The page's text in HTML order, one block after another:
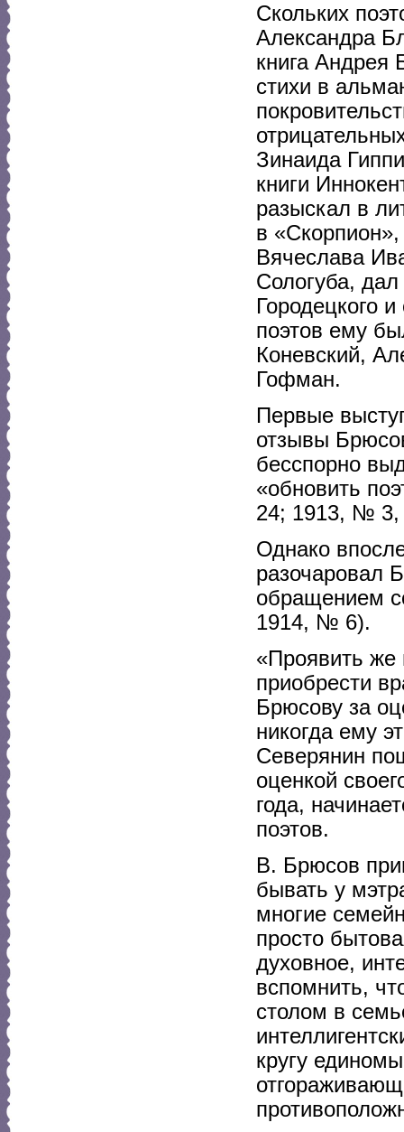
Скольких
Александра
книга Андрея
стихи в
Зинаида
книги
разыскал в
в
Вячеслава
Сологуба,
Городецкого
поэтов ему
Коневский,
Гофман.
Первые
отзывы
бесспорно
«обновить
24; 1913, № 3,
Однако
разочаровал
обращением
1914, № 6).
«Проявить же
приобрести
Брюсову за
никогда ему
Северянин
оценкой
года,
поэтов.
В. Брюсов
бывать у
многие
просто
духовное,
вспомнить,
столом в
кругу